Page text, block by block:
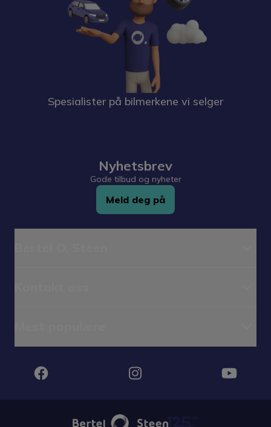
Spesialister på bilmerkene vi selger
Nyhetsbrev
Gode tilbud og nyheter
Meld deg på